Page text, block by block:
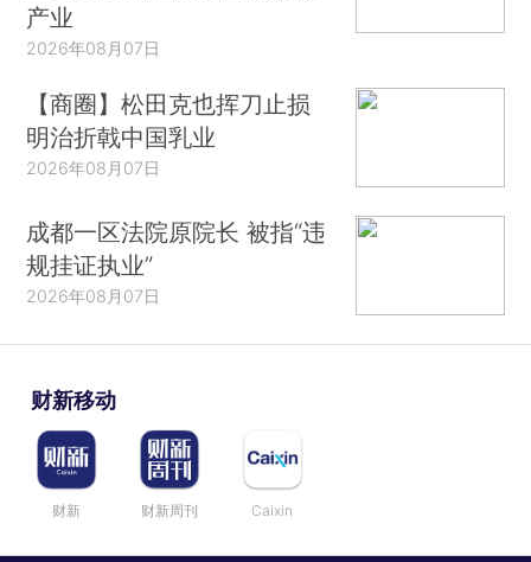
产业
2026年08月07日
【商圈】松田克也挥刀止损
明治折戟中国乳业
2026年08月07日
成都一区法院原院长 被指“违
规挂证执业”
2026年08月07日
财新移动
财新 财新周刊 Caixin